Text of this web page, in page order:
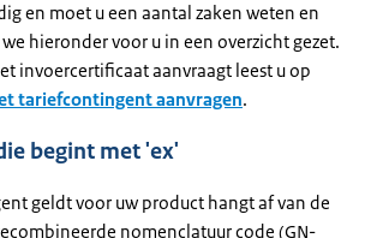
en moet u een aantal zaken weten en
hieronder voor u in een overzicht gezet.
invoercertificaat aanvraagt leest u op
tariefcontingent aanvragen.
begint met 'ex'
geldt voor uw product hangt af van de
nomenclatuur code (GN-